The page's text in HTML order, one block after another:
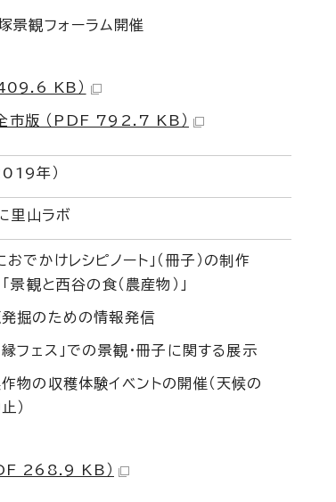
景観フォーラム開催
KB）
市版 （PDF 792.7 KB）
年）
里山ラボ
おでかけレシピノート」（冊子）の制作
景観と西谷の食（農産物）」
掘のための情報発信
縁フェス」での景観・冊子に関する展示
物の収穫体験イベントの開催（天候の
）
268.9 KB）